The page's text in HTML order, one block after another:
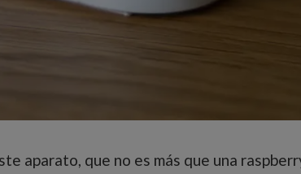
aparato, que no es más que una